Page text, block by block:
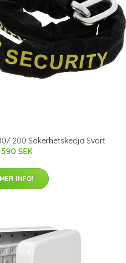
200 Säkerhetskedja Svart
590 SEK
MER INFO!